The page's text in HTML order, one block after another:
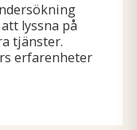
lyssna på
tjänster.
erfarenheter